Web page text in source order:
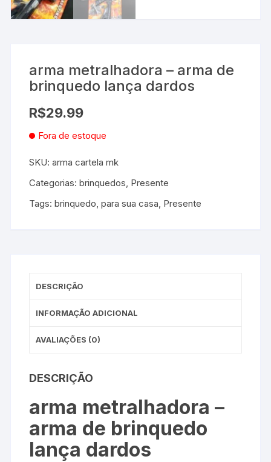
arma metralhadora – arma de
brinquedo lança dardos
R$29.99
Fora de estoque
SKU:arma cartela mk
Categorias:brinquedos Presente
Tags:brinquedo ,para sua casa Presente
DESCRIÇÃO
INFORMAÇÃO ADICIONAL
AVALIAÇÕES (0)
DESCRIÇÃO
arma metralhadora –
arma de brinquedo
lança dardos